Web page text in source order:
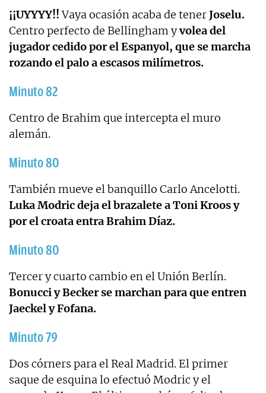
¡¡UYYYY!!Vaya ocasión acaba de tenerJoselu.
Centro perfecto de Bellingham yvolea del
jugador cedido por el Espanyol, que se marcha
rozando el palo a escasos milímetros.
Minuto 82
Centro de Brahim que intercepta el muro
alemán.
Minuto 80
También mueve el banquillo Carlo Ancelotti.
Luka Modric deja el brazalete a Toni Kroos y
por el croata entra Brahim Díaz.
Minuto 80
Tercer y cuarto cambio en el Unión Berlín.
Bonucci y Becker se marchan para que entren
Jaeckel y Fofana.
Minuto 79
Dos córners para el Real Madrid. El primer
saque de esquina lo efectuó Modric y el